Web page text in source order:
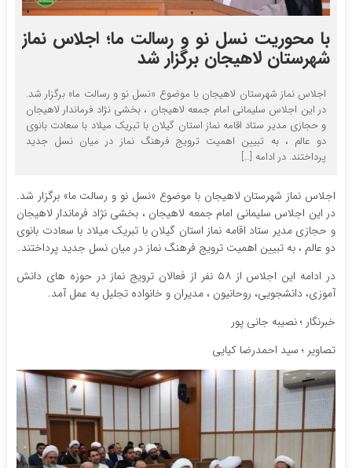
با محوریت نسل نو و رسالت ما؛ اجلاس نماز
شهرستان لاهیجان برگزار شد
اجلاس نماز شهرستان لاهیجان با موضوع «نسل نو و رسالت ما» برگزار شد.
در این اجلاس سلیمانی امام جمعه لاهیجان ، بخشی نژاد فرماندار لاهیجان
و حجازی مدیر ستاد اقامه نماز استان گیلان با تبریک میلاد با سعادت بانوی
دو عالم ، به تبیین اهمیت ترویج فرهنگ نماز در میان نسل جدید
پرداختند. در ادامه […]
اجلاس نماز شهرستان لاهیجان با موضوع «نسل نو و رسالت ما» برگزار شد.
در این اجلاس سلیمانی امام جمعه لاهیجان ، بخشی نژاد فرماندار لاهیجان
و حجازی مدیر ستاد اقامه نماز استان گیلان با تبریک میلاد با سعادت بانوی
دو عالم ، به تبیین اهمیت ترویج فرهنگ نماز در میان نسل جدید پرداختند.
در ادامه این اجلاس از ۵۸ نفر از فعالان ترویج نماز در حوزه های دانش
آموزی، دانشجویی، روحانیون ، مدیران و خانواده تجلیل به عمل آمد.
خبرنگار ؛ نصیبه جانی پور
تصاویر ؛ سید احمدرضا کیایی